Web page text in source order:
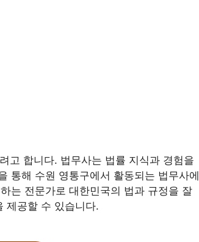
고 합니다. 법무사는 법률 지식과 경험을
통해 수원 영통구에서 활동되는 법무사에
는 전문가로 대한민국의 법과 규정을 잘
제공할 수 있습니다.